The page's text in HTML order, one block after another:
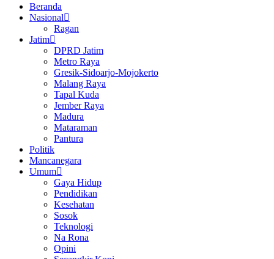
Beranda
Nasional
Ragan
Jatim
DPRD Jatim
Metro Raya
Gresik-Sidoarjo-Mojokerto
Malang Raya
Tapal Kuda
Jember Raya
Madura
Mataraman
Pantura
Politik
Mancanegara
Umum
Gaya Hidup
Pendidikan
Kesehatan
Sosok
Teknologi
Na Rona
Opini